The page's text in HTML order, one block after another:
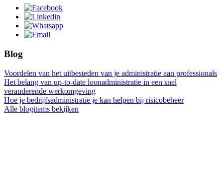
Blog
Voordelen van het uitbesteden van je administratie aan professionals
Het belang van up-to-date loonadministratie in een snel
veranderende werkomgeving
Hoe je bedrijfsadministratie je kan helpen bij risicobeheer
Alle blogitems bekijken